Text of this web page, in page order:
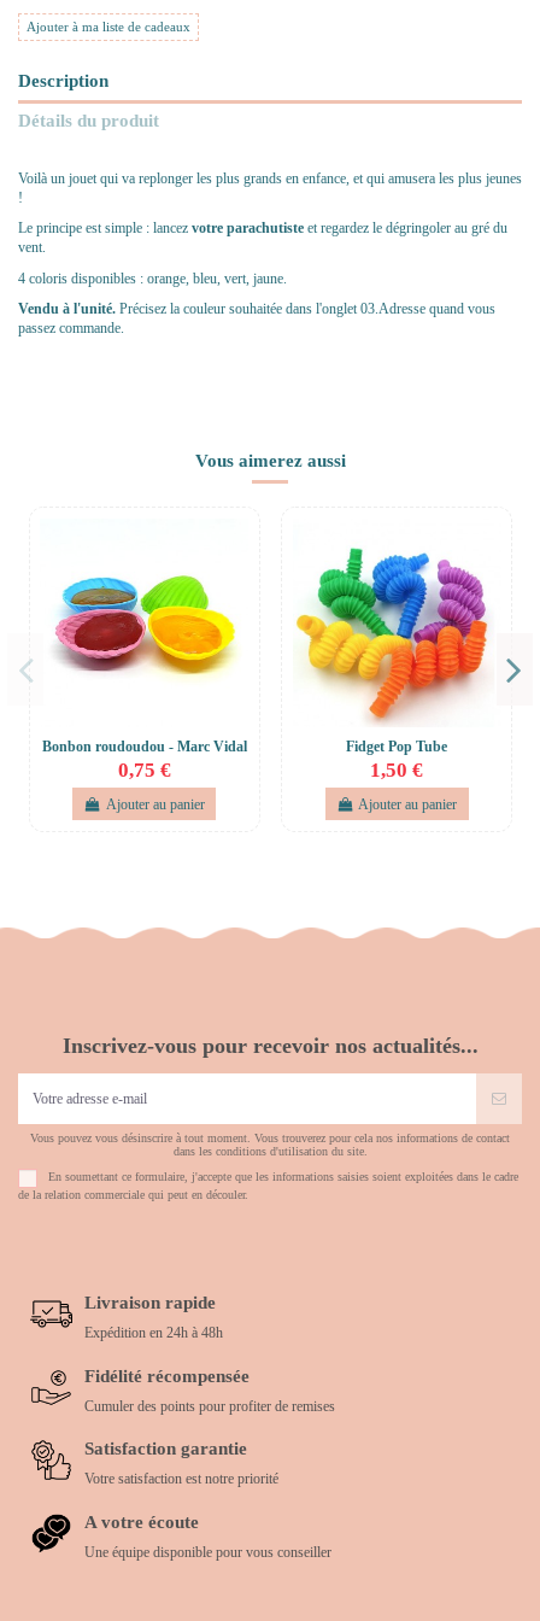
Ajouter à ma liste de cadeaux
Description
Détails du produit
Voilà un jouet qui va replonger les plus grands en enfance, et qui amusera les plus jeunes
!
Le principe est simple : lancez votre parachutiste et regardez le dégringoler au gré du
vent.
4 coloris disponibles : orange, bleu, vert, jaune.
Vendu à l'unité. Précisez la couleur souhaitée dans l'onglet 03.Adresse quand vous
passez commande.
Vous aimerez aussi
Bonbon roudoudou - Marc Vidal
0,75 €
Ajouter au panier
Fidget Pop Tube
1,50 €
Ajouter au panier
Inscrivez-vous pour recevoir nos actualités...
Vous pouvez vous désinscrire à tout moment. Vous trouverez pour cela nos informations de contact
dans les conditions d'utilisation du site.
En soumettant ce formulaire, j'accepte que les informations saisies soient exploitées dans le cadre
de la relation commerciale qui peut en découler.
Livraison rapide
Expédition en 24h à 48h
Fidélité récompensée
Cumuler des points pour profiter de remises
Satisfaction garantie
Votre satisfaction est notre priorité
A votre écoute
Une équipe disponible pour vous conseiller